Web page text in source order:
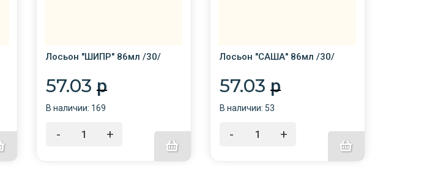
Лосьон "ШИПР" 86мл /30/
57.03 p
В наличии: 169
- +
Лосьон "САША" 86мл /30/
57.03 p
В наличии: 53
- +